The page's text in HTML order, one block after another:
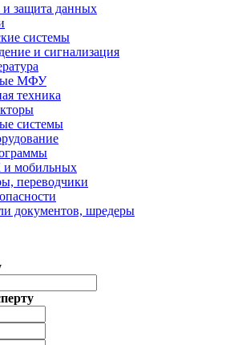
защита данных
системы
и сигнализация
МФУ
техника
системы
мобильных
переводчики
документов, шредеры